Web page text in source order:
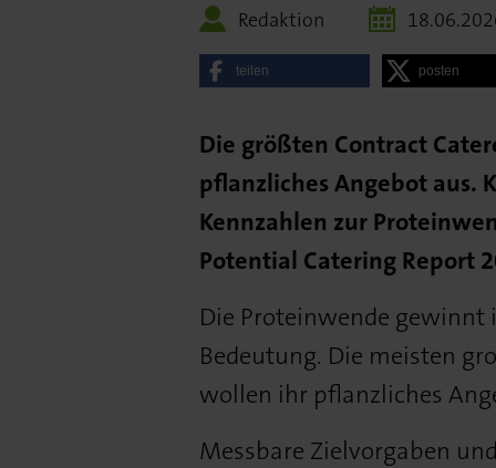
Redaktion
teilen posten
Die größten Contract
pflanzliches Angebot aus.
Kennzahlen zur
Potential Catering Report
Die Proteinwende gewinnt
Bedeutung. Die meisten
wollen ihr pflanzliches
Messbare Zielvorgaben